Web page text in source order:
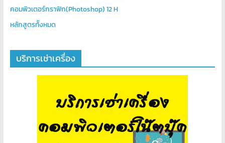
คอมพิวเตอร์กราฟิก(Photoshop) 12 H
หลักสูตรท้ังหมด
บริการเช่าเครื่อง